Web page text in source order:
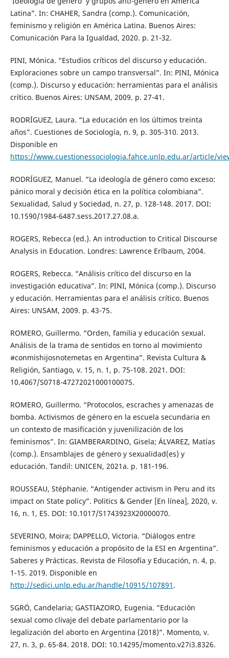
Latina”. In: CHAHER, Sandra (comp.). Comunicación,
feminismo y religión en América Latina. Buenos Aires:
Comunicación Para la Igualdad, 2020. p. 21-32.
PINI, Mónica. “Estudios críticos del discurso y educación.
Exploraciones sobre un campo transversal”. In: PINI, Mónica
(comp.). Discurso y educación: herramientas para el análisis
crítico. Buenos Aires: UNSAM, 2009. p. 27-41.
RODRÍGUEZ, Laura. “La educación en los últimos treinta
años”. Cuestiones de Sociología, n. 9, p. 305-310. 2013.
Disponible en
https://www.cuestionessociologia.fahce.unlp.edu.ar/article/
RODRÍGUEZ, Manuel. “La ideología de género como exceso:
pánico moral y decisión ética en la política colombiana”.
Sexualidad, Salud y Sociedad, n. 27, p. 128-148. 2017. DOI:
10.1590/1984-6487.sess.2017.27.08.a.
ROGERS, Rebecca (ed.). An introduction to Critical Discourse
Analysis in Education. Londres: Lawrence Erlbaum, 2004.
ROGERS, Rebecca. “Análisis crítico del discurso en la
investigación educativa”. In: PINI, Mónica (comp.). Discurso
y educación. Herramientas para el análisis crítico. Buenos
Aires: UNSAM, 2009. p. 43-75.
ROMERO, Guillermo. “Orden, familia y educación sexual.
Análisis de la trama de sentidos en torno al movimiento
#conmishijosnotemetas en Argentina”. Revista Cultura &
Religión, Santiago, v. 15, n. 1, p. 75-108. 2021. DOI:
10.4067/S0718-47272021000100075.
ROMERO, Guillermo. “Protocolos, escraches y amenazas de
bomba. Activismos de género en la escuela secundaria en
un contexto de masificación y juvenilización de los
feminismos”. In: GIAMBERARDINO, Gisela; ÁLVAREZ, Matías
(comp.). Ensamblajes de género y sexualidad(es) y
educación. Tandil: UNICEN, 2021a. p. 181-196.
ROUSSEAU, Stéphanie. “Antigender activism in Peru and its
impact on State policy”. Politics & Gender [En línea], 2020, v.
16, n. 1, E5. DOI: 10.1017/S1743923X20000070.
SEVERINO, Moira; DAPPELLO, Victoria. “Diálogos entre
feminismos y educación a propósito de la ESI en Argentina”.
Saberes y Prácticas. Revista de Filosofía y Educación, n. 4, p.
1-15. 2019. Disponible en
http://sedici.unlp.edu.ar/handle/10915/107891 .
SGRÓ, Candelaria; GASTIAZORO, Eugenia. “Educación
sexual como clivaje del debate parlamentario por la
legalización del aborto en Argentina (2018)”. Momento, v.
27, n. 3, p. 65-84. 2018. DOI: 10.14295/momento.v27i3.8326.